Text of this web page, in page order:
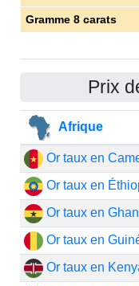
Gramme 8 carats
Prix
Afrique
Or taux en
Or taux en
Or taux en
Or taux en
Or taux en